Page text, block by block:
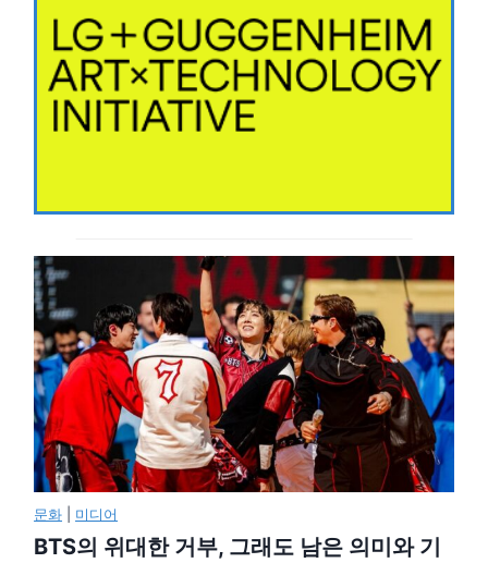
문화 미디어
BTS의 위대한 거부, 그래도 남은 의미와 기